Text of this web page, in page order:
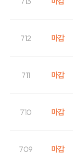
712 마감
711 마감
710 마감
709 마감